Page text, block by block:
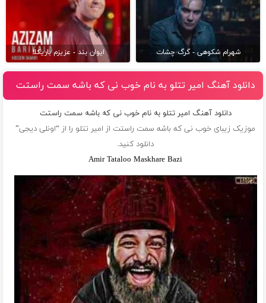
شهرام شکوهی - گرگ چشات ایوان بند - عزیزم باریکلا
دانلود آهنگ امیر تتلو به نام خوب نى كه باشه سمت راستت
دانلود آهنگ امیر تتلو به نام خوب نى كه باشه سمت راستت
موزیک زیبای خوب نى كه باشه سمت راستت از امیر تتلو را از “اونلی دیجی”
دانلود کنید.
Amir Tataloo Maskhare Bazi